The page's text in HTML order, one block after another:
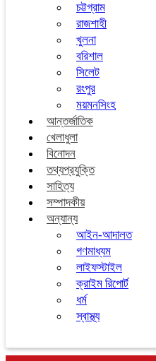
চট্টগ্রাম
রাজশাহী
খুলনা
বরিশাল
সিলেট
রংপুর
ময়মনসিংহ
আন্তর্জাতিক
খেলাধুলা
বিনোদন
তথ্যপ্রযুক্তি
সাহিত্য
সম্পাদকীয়
অন্যান্য
আইন-আদালত
গণমাধ্যম
লাইফস্টাইল
ক্রাইম রিপোর্ট
ধর্ম
স্বাস্থ্য